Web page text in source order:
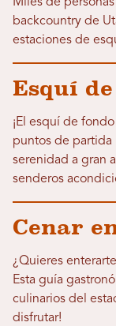
backcountry de
estaciones de
Esquí
¡El esquí de
puntos de partida
serenidad a gran
senderos
Cenar
¿Quieres
Esta guía
culinarios del
disfrutar!